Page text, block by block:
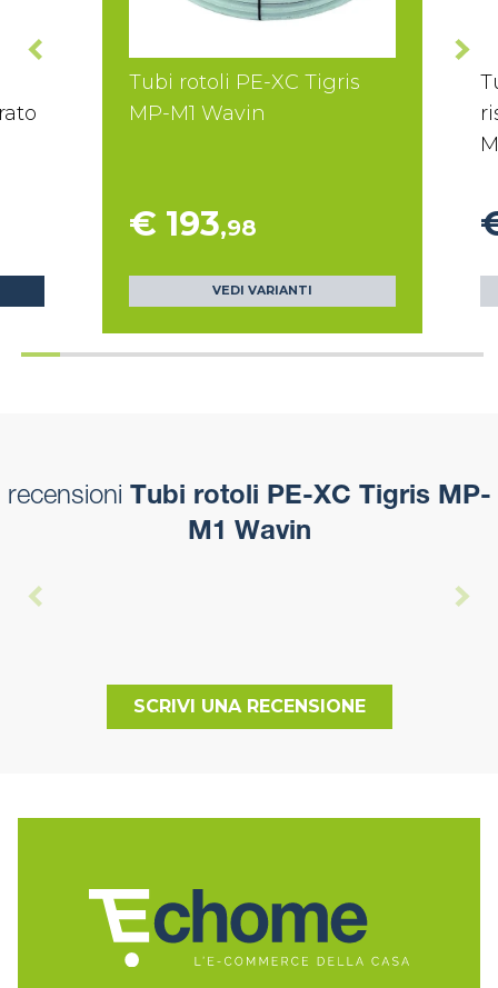
Tubi rotoli PE-XC Tigris
MP-M1 Wavin
€ 193,98
VEDI VARIANTI
recensioni Tubi rotoli PE-XC Tigris MP-
M1 Wavin
SCRIVI UNA RECENSIONE